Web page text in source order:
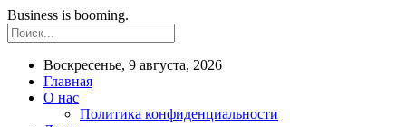
Business is booming.
Воскресенье, 9 августа, 2026
Главная
О нас
Политика конфиденциальности